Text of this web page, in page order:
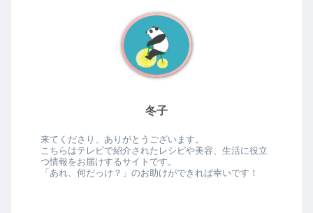
冬子
来てくださり、ありがとうございます。
こちらはテレビで紹介されたレシピや美容、生活に役立
つ情報をお届けするサイトです。
「あれ、何だっけ？」のお助けができれば幸いです！